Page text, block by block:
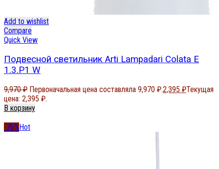
Add to wishlist
Compare
Quick View
Подвесной светильник Arti Lampadari Colata E
1.3.P1 W
9,970₽ Первоначальная цена составляла 9,970 ₽.2,395 ₽Текущая
цена: 2,395 ₽.
В корзину
-76%Hot